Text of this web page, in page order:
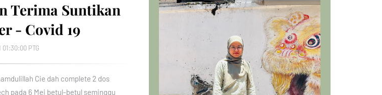
Terima Suntikan
- Covid 19
PTG
Cie dah complete 2 dos
pada 6 Mei betul-betul seminggu